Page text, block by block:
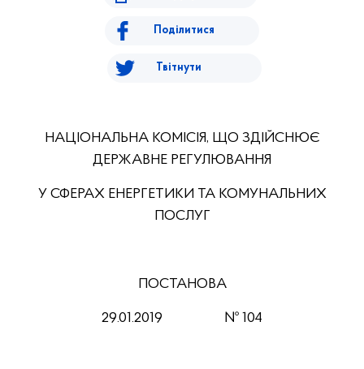
Поділитися
Твітнути
НАЦІОНАЛЬНА КОМІСІЯ, ЩО ЗДІЙСНЮЄ
ДЕРЖАВНЕ РЕГУЛЮВАННЯ
У СФЕРАХ ЕНЕРГЕТИКИ ТА КОМУНАЛЬНИХ
ПОСЛУГ
ПОСТАНОВА
29.01.2019 № 104